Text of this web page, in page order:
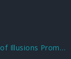
Unlocking Fun and Wonder with a Museum of Illusions Promo Code